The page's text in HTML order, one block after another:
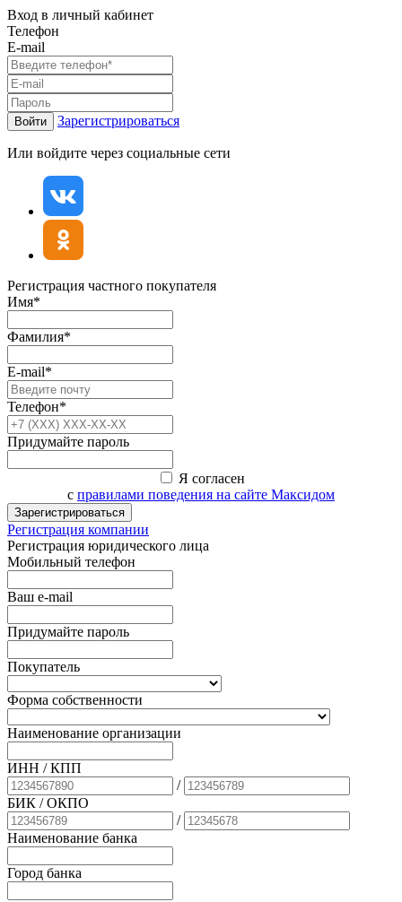
Вход в личный кабинет
Телефон
E-mail
Войти Зарегистрироваться
Или войдите через социальные сети
Регистрация частного покупателя
Имя*
Фамилия*
E-mail*
Телефон*
Придумайте пароль
Я согласен
с правилами поведения на сайте Максидом
Зарегистрироваться
Регистрация компании
Регистрация юридического лица
Мобильный телефон
Ваш e-mail
Придумайте пароль
Покупатель
Форма собственности
Наименование организации
ИНН / КПП
/
БИК / ОКПО
/
Наименование банка
Город банка